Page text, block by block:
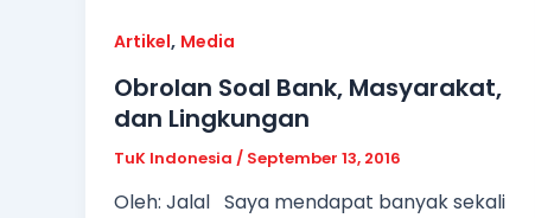
Artikel, Media
Obrolan Soal Bank, Masyarakat,
dan Lingkungan
TuK Indonesia / September 13, 2016
Oleh: Jalal Saya mendapat banyak sekali